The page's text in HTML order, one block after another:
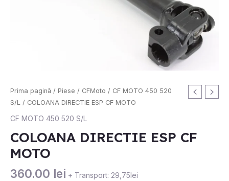
Prima pagină / Piese / CFMoto / CF MOTO 450 520
S/L
/ COLOANA DIRECTIE ESP CF MOTO
CF MOTO 450 520 S/L
COLOANA DIRECTIE ESP CF
MOTO
360.00 lei + Transport: 29,75lei
Cantitate
COLOANA
DIRECTIE
CF
MOTO